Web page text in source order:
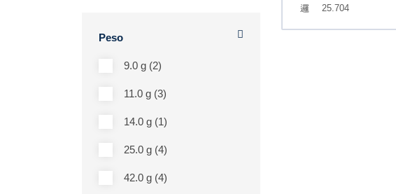
Peso
9.0 g (2)
11.0 g (3)
14.0 g (1)
25.0 g (4)
42.0 g (4)
25.704